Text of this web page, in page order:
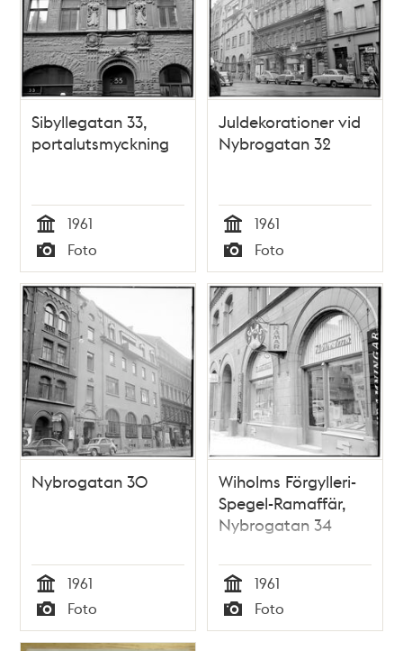
Sibyllegatan 33,
portalutsmyckning
Tid
1961
Typ
Foto
Juldekorationer vid
Nybrogatan 32
Tid
1961
Typ
Foto
Nybrogatan 30
Tid
1961
Typ
Foto
Wiholms Förgylleri-
Spegel-Ramaffär,
Nybrogatan 34
Tid
1961
Typ
Foto